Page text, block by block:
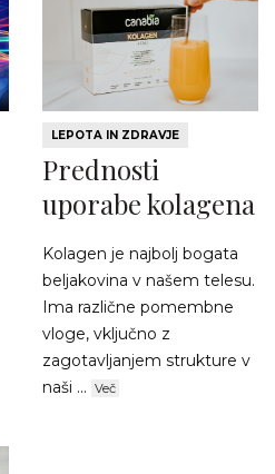
LEPOTA IN ZDRAVJE
Prednosti
uporabe kolagena
Kolagen je najbolj bogata
beljakovina v našem telesu.
Ima različne pomembne
vloge, vključno z
zagotavljanjem strukture v
naši ... Več